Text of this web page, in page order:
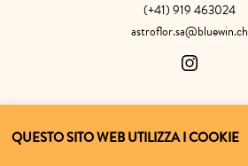
(+41) 919 463024
astroflor.sa@bluewin.ch
SHOP
QUESTO SITO WEB UTILIZZA I COOKIE